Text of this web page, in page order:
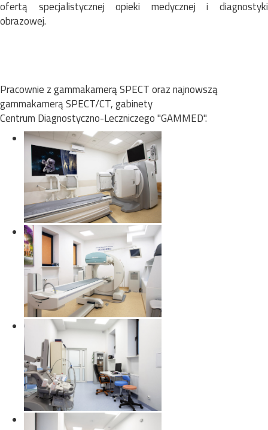
ofertą specjalistycznej opieki medycznej i diagnostyki
obrazowej.
Pracownie z gammakamerą SPECT oraz najnowszą
gammakamerą SPECT/CT, gabinety
Centrum Diagnostyczno-Leczniczego "GAMMED".